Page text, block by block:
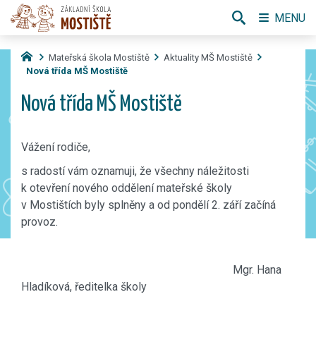
Mateřská škola Mostiště
Aktuality MŠ Mostiště
Nová třída MŠ Mostiště
Nová třída MŠ Mostiště
Vážení rodiče,
s radostí vám oznamuji, že všechny náležitosti
k otevření nového oddělení mateřské školy
v Mostištích byly splněny a od pondělí 2. září začíná
provoz.
Mgr. Hana
Hladíková, ředitelka školy
MENU